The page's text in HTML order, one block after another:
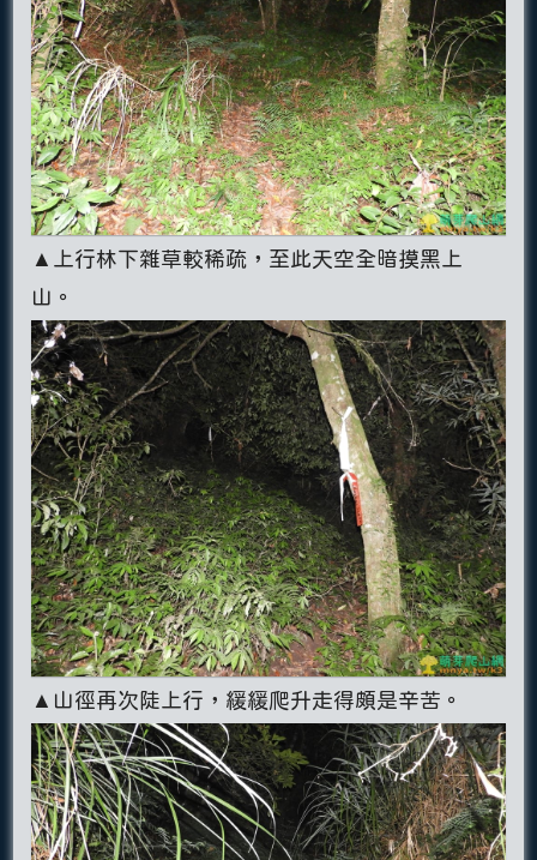
▲上行林下雜草較稀疏，至此天空全暗摸黑上
山。
▲山徑再次陡上行，緩緩爬升走得頗是辛苦。